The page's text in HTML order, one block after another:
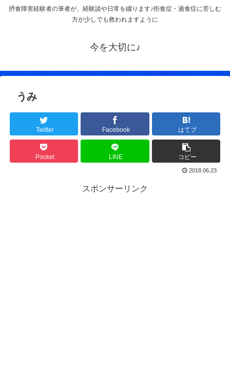
摂食障害経験者の筆者が、経験談や日常を綴ります♪拒食症・過食症に苦しむ
方が少しでも救われますように
今を大切に♪
うみ
Twitter Facebook はてブ
Pocket LINE コピー
2018.06.23
スポンサーリンク